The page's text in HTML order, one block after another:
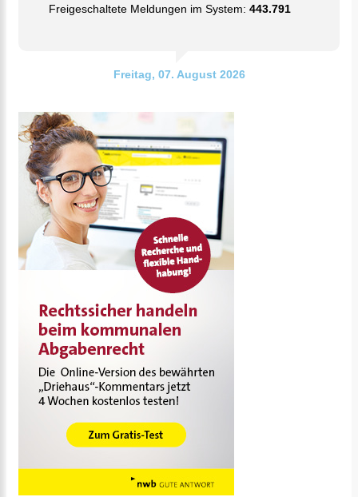
Freigeschaltete Meldungen im System: 443.791
Freitag, 07. August 2026